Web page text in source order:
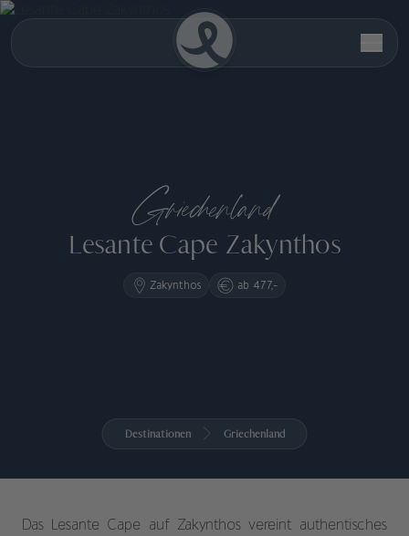
Griechenland
Lesante Cape Zakynthos
Zakynthos ab 477,-
Destinationen Griechenland
Das Lesante Cape auf Zakynthos vereint authentisches